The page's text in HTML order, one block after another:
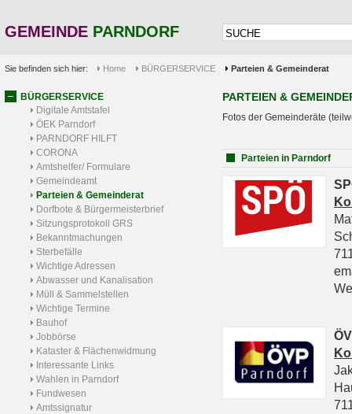
GEMEINDE PARNDORF
Sie befinden sich hier: Home BÜRGERSERVICE Parteien & Gemeinderat
BÜRGERSERVICE
Digitale Amtstafel
ÖEK Parndorf
PARNDORF HILFT
CORONA
Amtshelfer/ Formulare
Gemeindeamt
Parteien & Gemeinderat
Dorfbote & Bürgermeisterbrief
Sitzungsprotokoll GRS
Bekanntmachungen
Sterbefälle
Wichtige Adressen
Abwasser und Kanalisation
Müll & Sammelstellen
Wichtige Termine
Bauhof
Jobbörse
Kataster & Flächenwidmung
Interessante Links
Wahlen in Parndorf
Fundwesen
Amtssignatur
PARTEIEN &
Fotos der Gemeinderäte
Parteien in Parndorf